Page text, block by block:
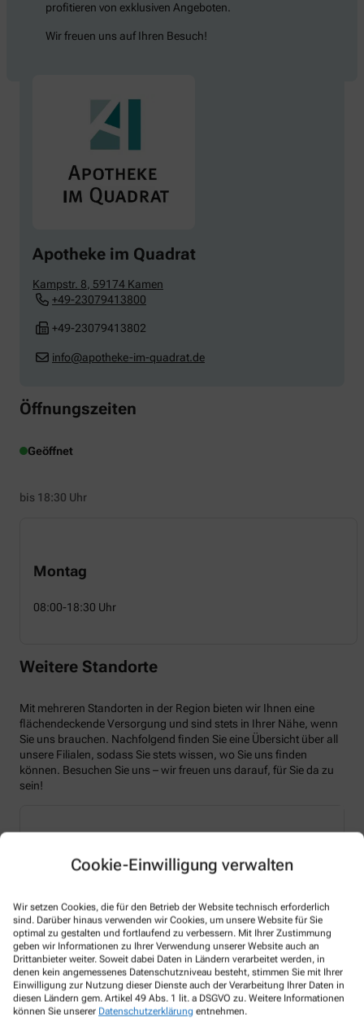
Cookie-Einwilligung verwalten
Wir setzen Cookies, die für den Betrieb der Website technisch erforderlich
sind. Darüber hinaus verwenden wir Cookies, um unsere Website für Sie
optimal zu gestalten und fortlaufend zu verbessern. Mit Ihrer Zustimmung
geben wir Informationen zu Ihrer Verwendung unserer Website auch an
Drittanbieter weiter. Soweit dabei Daten in Ländern verarbeitet werden, in
denen kein angemessenes Datenschutzniveau besteht, stimmen Sie mit Ihrer
Einwilligung zur Nutzung dieser Dienste auch der Verarbeitung Ihrer Daten in
diesen Ländern gem. Artikel 49 Abs. 1 lit. a DSGVO zu. Weitere Informationen
können Sie unserer Datenschutzerklärung entnehmen.
profitieren von exklusiven Angeboten.
Wir freuen uns auf Ihren Besuch!
Apotheke im Quadrat
Kampstr. 8 59174 Kamen
+49-23079413800
+49-23079413802
info@apotheke-im-quadrat.de
Öffnungszeiten
Geöffnet
bis 18:30 Uhr
Montag
08:00-18:30 Uhr
Weitere Standorte
Mit mehreren Standorten in der Region bieten wir Ihnen eine
flächendeckende Versorgung und sind stets in Ihrer Nähe, wenn
Sie uns brauchen. Nachfolgend finden Sie eine Übersicht über all
unsere Filialen, sodass Sie stets wissen, wo Sie uns finden
können. Besuchen Sie uns – wir freuen uns darauf, für Sie da zu
sein!